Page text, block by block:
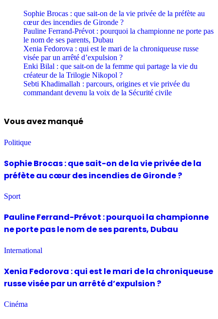
Sophie Brocas : que sait-on de la vie privée de la préfète au
cœur des incendies de Gironde ?
Pauline Ferrand-Prévot : pourquoi la championne ne porte pas
le nom de ses parents, Dubau
Xenia Fedorova : qui est le mari de la chroniqueuse russe
visée par un arrêté d’expulsion ?
Enki Bilal : que sait-on de la femme qui partage la vie du
créateur de la Trilogie Nikopol ?
Sebti Khadimallah : parcours, origines et vie privée du
commandant devenu la voix de la Sécurité civile
Vous avez manqué
Politique
Sophie Brocas : que sait-on de la vie privée de la
préfète au cœur des incendies de Gironde ?
Sport
Pauline Ferrand-Prévot : pourquoi la championne
ne porte pas le nom de ses parents, Dubau
International
Xenia Fedorova : qui est le mari de la chroniqueuse
russe visée par un arrêté d’expulsion ?
Cinéma